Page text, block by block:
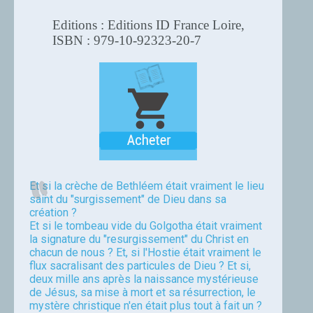
Editions : Editions ID France Loire,
ISBN : 979-10-92323-20-7
Et si la crèche de Bethléem était vraiment le lieu
saint du "surgissement" de Dieu dans sa
création ?
Et si le tombeau vide du Golgotha était vraiment
la signature du "resurgissement" du Christ en
chacun de nous ? Et, si l'Hostie était vraiment le
flux sacralisant des particules de Dieu ? Et si,
deux mille ans après la naissance mystérieuse
de Jésus, sa mise à mort et sa résurrection, le
mystère christique n'en était plus tout à fait un ?